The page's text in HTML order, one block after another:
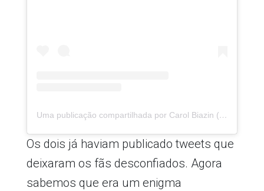
Uma publicação compartilhada por Carol Biazin (@carolbiazin)
Os dois já haviam publicado tweets que
deixaram os fãs desconfiados. Agora
sabemos que era um enigma